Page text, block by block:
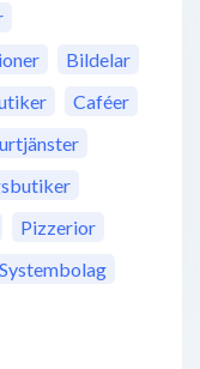
Bildelar
Caféer
Pizzerior
Systembolag